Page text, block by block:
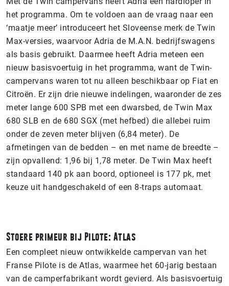
het programma. Om te voldoen aan de vraag naar een
‘maatje meer’ introduceert het Sloveense merk de Twin
Max-versies, waarvoor Adria de M.A.N. bedrijfswagens
als basis gebruikt. Daarmee heeft Adria meteen een
nieuw basisvoertuig in het programma, want de Twin-
campervans waren tot nu alleen beschikbaar op Fiat en
Citroën. Er zijn drie nieuwe indelingen, waaronder de zes
meter lange 600 SPB met een dwarsbed, de Twin Max
680 SLB en de 680 SGX (met hefbed) die allebei ruim
onder de zeven meter blijven (6,84 meter). De
afmetingen van de bedden – en met name de breedte –
zijn opvallend: 1,96 bij 1,78 meter. De Twin Max heeft
standaard 140 pk aan boord, optioneel is 177 pk, met
keuze uit handgeschakeld of een 8-traps automaat.
Stoere primeur bij Pilote: Atlas
Een compleet nieuw ontwikkelde campervan van het
Franse Pilote is de Atlas, waarmee het 60-jarig bestaan
van de camperfabrikant wordt gevierd. Als basisvoertuig